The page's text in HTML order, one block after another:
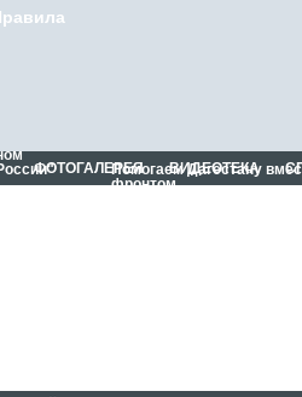
ФОТОГАЛЕРЕЯ ВИДЕОТЕКА
Помогаем Дагестану
фронтом